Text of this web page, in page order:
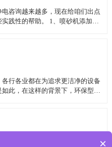
咨询越来越多，现在给咱们出点
。 1、喷砂机添加静
行各业都在为追求更洁净的设备
此，在这样的背景下，环保型喷
×